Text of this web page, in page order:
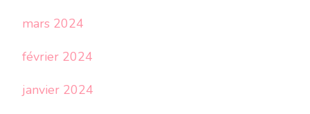
mars 2024
février 2024
janvier 2024